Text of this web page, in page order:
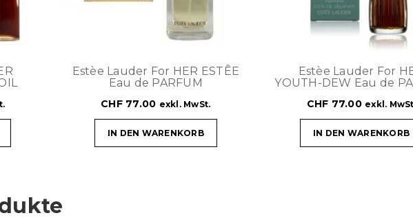
Estèe Lauder For HER ESTÊE
Eau de PARFUM
CHF77.00 exkl. MwSt.
IN DEN WARENKORB
Estèe Lauder For
YOUTH-DEW Eau de
CHF 77.00 exkl.
IN DEN WARENKORB